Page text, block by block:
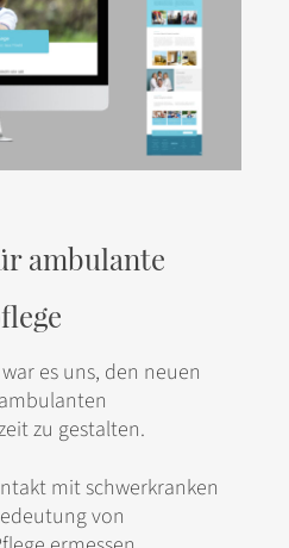
ambulante
es uns, den neuen
zu gestalten.
mit schwerkranken
von